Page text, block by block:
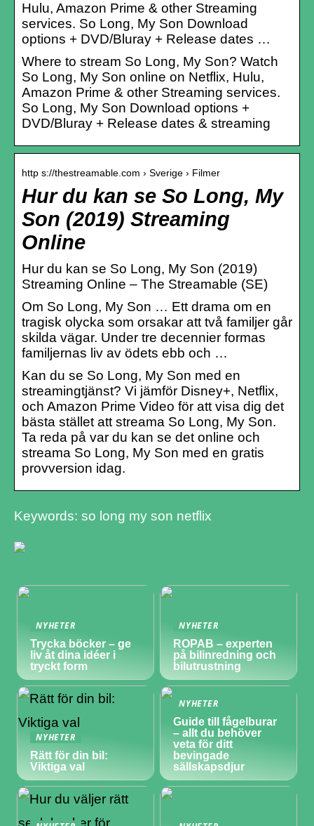
Hulu, Amazon Prime & other Streaming
services. So Long, My Son Download
options + DVD/Bluray + Release dates …
Where to stream So Long, My Son? Watch
So Long, My Son online on Netflix, Hulu,
Amazon Prime & other Streaming services.
So Long, My Son Download options +
DVD/Bluray + Release dates & streaming
http s://thestreamable.com › Sverige › Filmer
Hur du kan se So Long, My
Son (2019) Streaming
Online
Hur du kan se So Long, My Son (2019)
Streaming Online – The Streamable (SE)
Om So Long, My Son … Ett drama om en
tragisk olycka som orsakar att två familjer går
skilda vägar. Under tre decennier formas
familjernas liv av ödets ebb och …
Kan du se So Long, My Son med en
streamingtjänst? Vi jämför Disney+, Netflix,
och Amazon Prime Video för att visa dig det
bästa stället att streama So Long, My Son.
Ta reda på var du kan se det online och
streama So Long, My Son med en gratis
provversion idag.
Keywords: so long my son netflix
NYHETER
Trycka böcker – ge
liv åt dina idéer i
tryckt form
NYHETER
ROPAB – experten
på bilinredning och
bilutrustning
NYHETER
Rätt för din bil:
Viktiga val
NYHETER
Guide till fågelburar
– allt du behöver
veta för ditt
bevingade
sällskapsdjur